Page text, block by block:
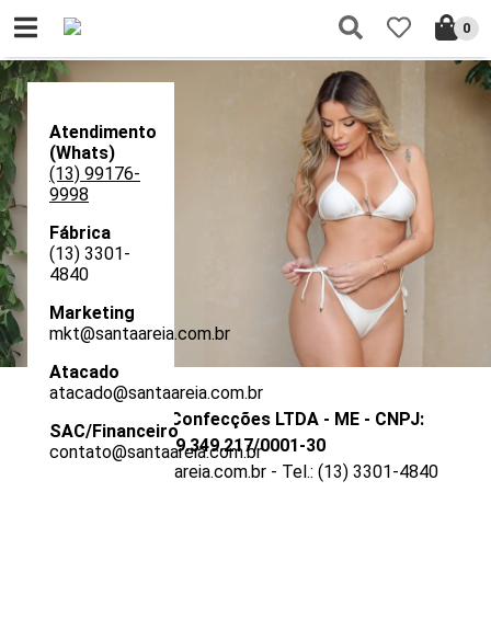
0
Atendimento
(Whats)
(13) 99176-
9998
Fábrica
(13) 3301-
4840
Marketing
mkt@santaareia.com.br
Atacado
atacado@santaareia.com.br
SAC/Financeiro
contato@santaareia.com.br
Santa Areia Confecções LTDA - ME - CNPJ:
19.349.217/0001-30
contato@santaareia.com.br - Tel.: (13) 3301-4840